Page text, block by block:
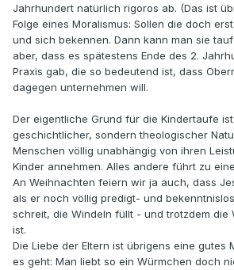
Jahrhundert natürlich rigoros ab. (Das ist
Folge eines Moralismus: Sollen die doch
und sich bekennen. Dann kann man sie
aber, dass es spätestens Ende des 2.
Praxis gab, die so bedeutend ist, dass
dagegen unternehmen will.
Der eigentliche Grund für die Kindertaufe
geschichtlicher, sondern theologischer
Menschen völlig unabhängig von ihren
Kinder annehmen. Alles andere führt zu
An Weihnachten feiern wir ja auch, dass
als er noch völlig predigt- und
schreit, die Windeln füllt - und trotzdem die
ist.
Die Liebe der Eltern ist übrigens eine gutes
es geht: Man liebt so ein Würmchen doch